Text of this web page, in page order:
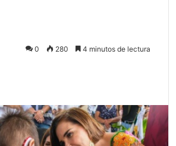
0 280 4 minutos de lectura